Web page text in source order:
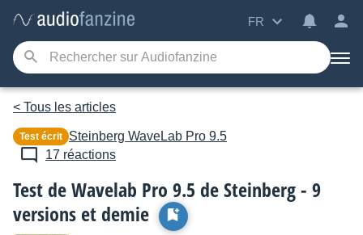
FR
< Tous les articles
Test écrit Steinberg WaveLab Pro 9.5
17 réactions
Test de Wavelab Pro 9.5 de Steinberg - 9
versions et demie